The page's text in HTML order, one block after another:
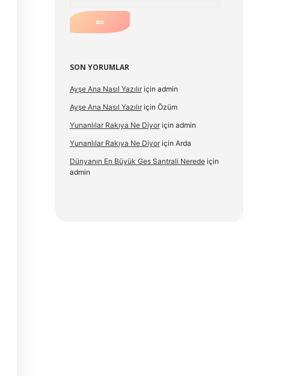
SON YORUMLAR
Ayşe Ana Nasıl Yazılıriçin admin
Ayşe Ana Nasıl Yazılıriçin Özüm
Yunanlılar Rakıya Ne Diyoriçin admin
Yunanlılar Rakıya Ne Diyoriçin Arda
Dünyanın En Büyük Ges Santrali Neredeiçin
admin